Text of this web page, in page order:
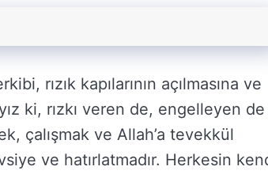
rızık kapılarının açılmasına ve
ki, rızkı veren de, engelleyen de
çalışmak ve Allah’a tevekkül
ve hatırlatmadır. Herkesin